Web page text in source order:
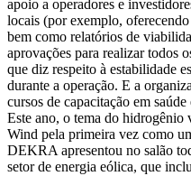
apoio a operadores e
locais (por exemplo,
bem como relatórios de
aprovações para realizar todos
que diz respeito à estabilidade
durante a operação. E a
cursos de capacitação em
Este ano, o tema do
Wind pela primeira vez como
DEKRA apresentou no salão
setor de energia eólica, que